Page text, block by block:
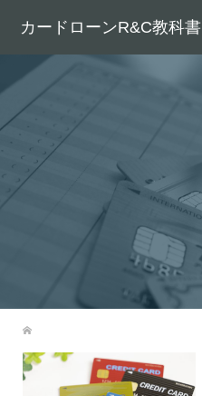
カードローンR&C教科書